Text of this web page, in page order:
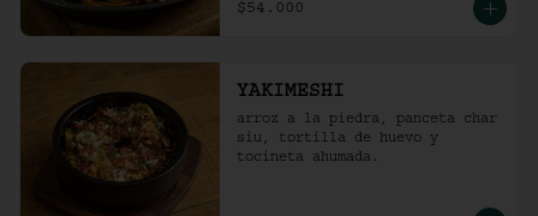
$54.000
YAKIMESHI
arroz a la piedra, panceta char
siu, tortilla de huevo y
tocineta ahumada.